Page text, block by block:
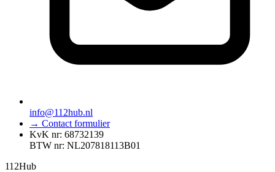
info@112hub.nl
→ Contact formulier
KvK nr: 68732139
BTW nr: NL207818113B01
112Hub